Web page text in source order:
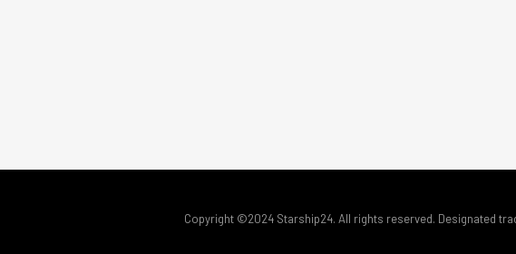
Copyright ©2024 Starship24. All rights reserved. Designated